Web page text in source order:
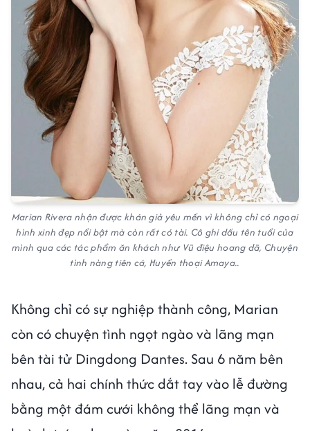
Marian Rivera nhận được khán giả yêu mến vì không chỉ có ngoại
hình xinh đẹp nổi bật mà còn rất có tài. Cô ghi dấu tên tuổi của
mình qua các tác phẩm ăn khách như Vũ điệu hoang dã, Chuyện
tình nàng tiên cá, Huyền thoại Amaya..
Không chỉ có sự nghiệp thành công, Marian
còn có chuyện tình ngọt ngào và lãng mạn
bên tài tử Dingdong Dantes. Sau 6 năm bên
nhau, cả hai chính thức dắt tay vào lễ đường
bằng một đám cưới không thể lãng mạn và